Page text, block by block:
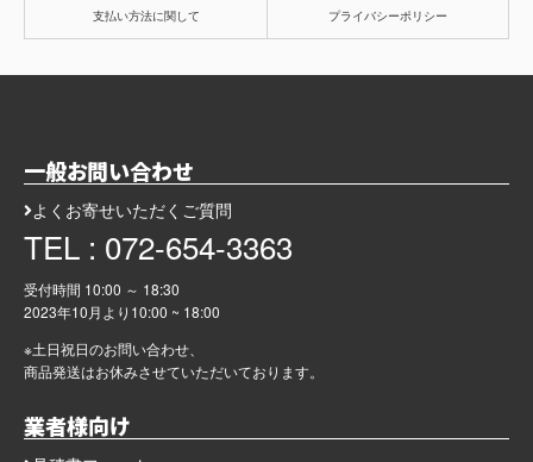
支払い方法に関して プライバシーポリシー
一般お問い合わせ
よくお寄せいただくご質問
TEL : 072-654-3363
受付時間 10:00 ～ 18:30
2023年10月より 10:00 ~ 18:00
※土日祝日のお問い合わせ、
商品発送はお休みさせていただいております。
業者様向け